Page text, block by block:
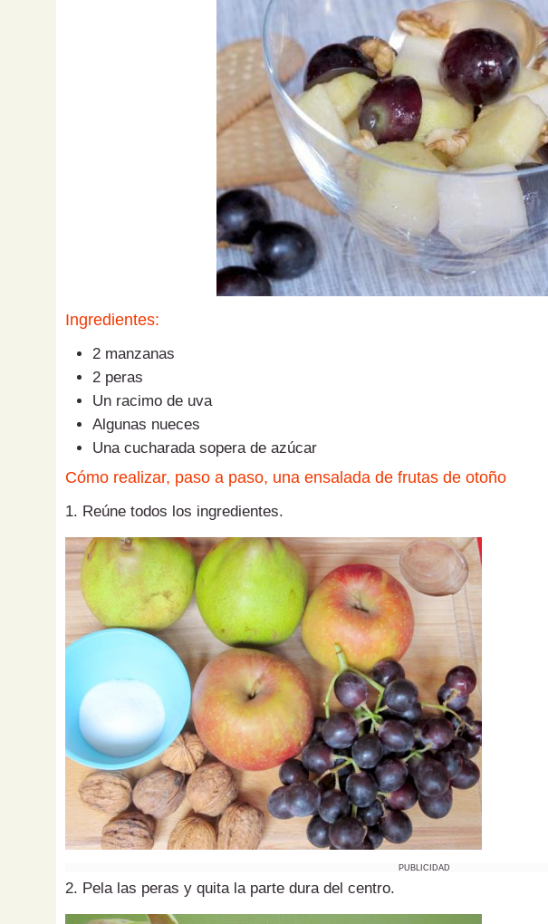
Ingredientes:
2 manzanas
2 peras
Un racimo de uva
Algunas nueces
Una cucharada sopera de azúcar
Cómo realizar, paso a paso, una ensalada de frutas de otoño
1. Reúne todos los ingredientes.
PUBLICIDAD
2. Pela las peras y quita la parte dura del centro.